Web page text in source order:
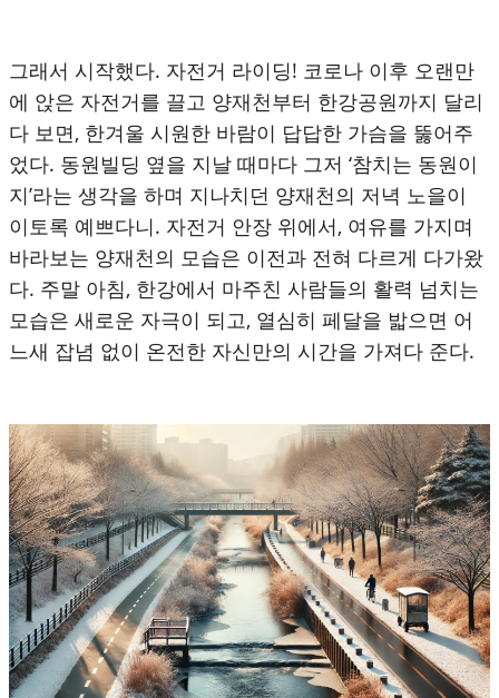
그래서 시작했다. 자전거 라이딩! 코로나 이후 오랜만
에 앉은 자전거를 끌고 양재천부터 한강공원까지 달리
다 보면, 한겨울 시원한 바람이 답답한 가슴을 뚫어주
었다. 동원빌딩 옆을 지날 때마다 그저 ‘참치는 동원이
지’라는 생각을 하며 지나치던 양재천의 저녁 노을이
이토록 예쁘다니. 자전거 안장 위에서, 여유를 가지며
바라보는 양재천의 모습은 이전과 전혀 다르게 다가왔
다. 주말 아침, 한강에서 마주친 사람들의 활력 넘치는
모습은 새로운 자극이 되고, 열심히 페달을 밟으면 어
느새 잡념 없이 온전한 자신만의 시간을 가져다 준다.